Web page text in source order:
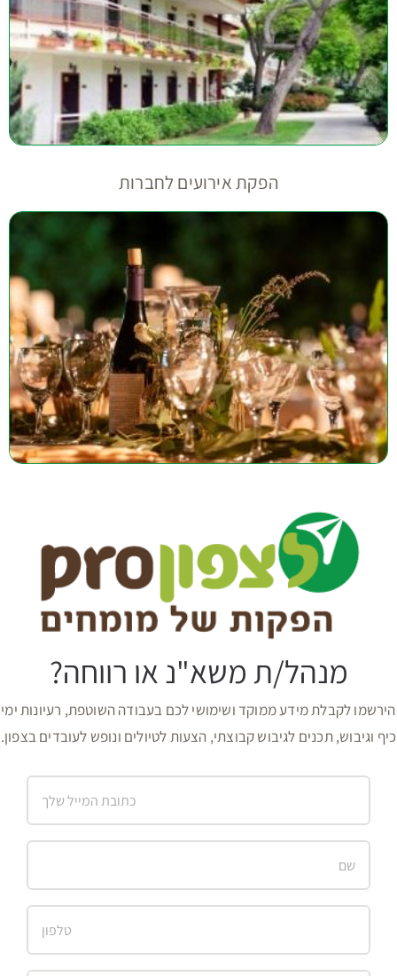
הפקת אירועים לחברות
מנהל/ת משא"נ או רווחה?
הירשמו לקבלת מידע ממוקד ושימושי לכם בעבודה השוטפת, רעיונות ימי
כיף וגיבוש, תכנים לגיבוש קבוצתי, הצעות לטיולים ונופש לעובדים בצפון.